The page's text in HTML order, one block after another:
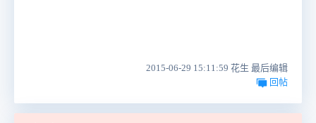
2015-06-29 15:11:59 花生 最后编辑
回帖